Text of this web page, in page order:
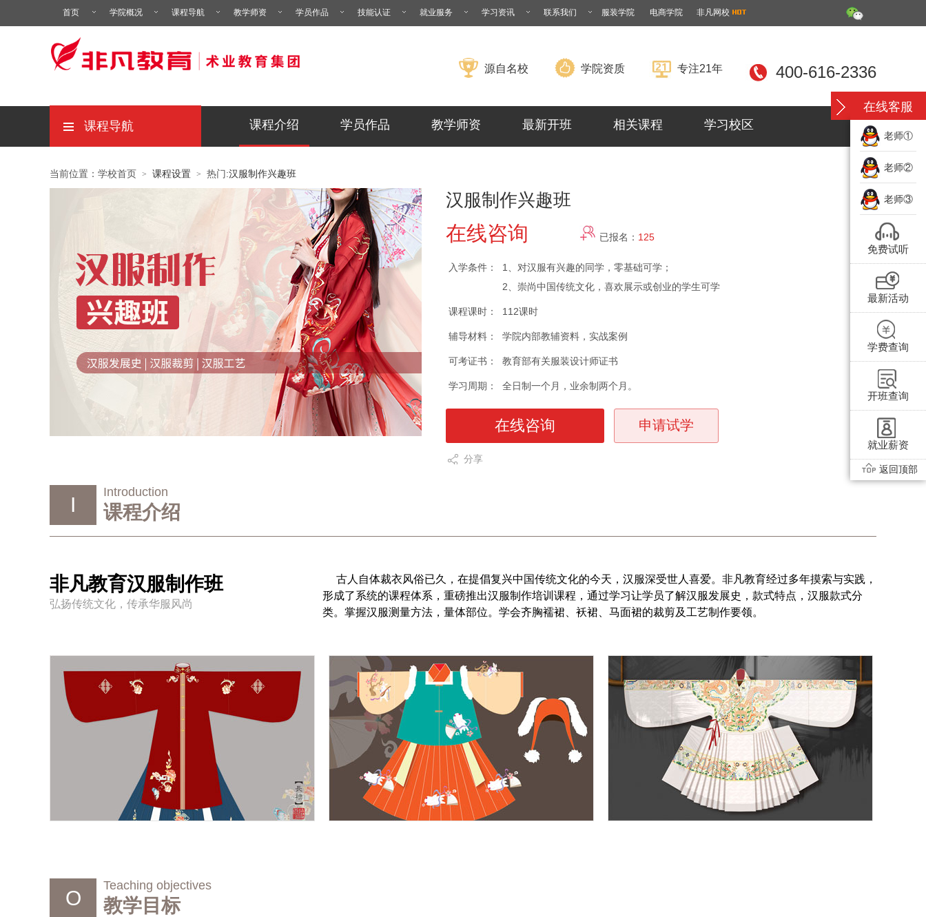
首页 学院概况 课程导航 教学师资 学员作品 技能认证 就业服务 学习资讯 联系我们 服装学院 电商学院 非凡网校
源自名校 学院资质 专注21年 400-616-2336
课程介绍 学员作品 教学师资 最新开班 相关课程 学习校区
课程导航
当前位置：学校首页 > 课程设置 > 热门:汉服制作兴趣班
汉服制作兴趣班
在线咨询 已报名： 125
入学条件：
1、对汉服有兴趣的同学，零基础可学；
2、崇尚中国传统文化，喜欢展示或创业的学生可学
课程课时： 112课时
辅导材料： 学院内部教辅资料，实战案例
可考证书： 教育部有关服装设计师证书
学习周期： 全日制一个月，业余制两个月。
在线咨询 申请试学
分享
I
Introduction
课程介绍
非凡教育汉服制作班
弘扬传统文化，传承华服风尚
古人自体裁衣风俗已久，在提倡复兴中国传统文化的今天，汉服深受世人喜爱。非凡教育经过多年摸索与实践，
形成了系统的课程体系，重磅推出汉服制作培训课程，通过学习让学员了解汉服发展史，款式特点，汉服款式分
类。掌握汉服测量方法，量体部位。学会齐胸襦裙、袄裙、马面裙的裁剪及工艺制作要领。
O
Teaching objectives
教学目标
在线客服
老师①
老师②
老师③
免费试听
最新活动
学费查询
开班查询
就业薪资
返回顶部